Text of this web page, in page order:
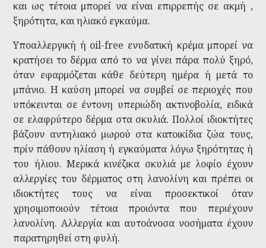
και ως τέτοια μπορεί να είναι επιρρεπής σε ακμή ,
ξηρότητα, και ηλιακό εγκαύμα.
Υποαλλεργική ή oil-free ενυδατική κρέμα μπορεί να
κρατήσει το δέρμα από το να γίνει πάρα πολύ ξηρό,
όταν εφαρμόζεται κάθε δεύτερη ημέρα ή μετά το
μπάνιο. Η καύση μπορεί να συμβεί σε περιοχές που
υπόκεινται σε έντονη υπεριώδη ακτινοβολία, ειδικά
σε ελαφρύτερο δέρμα στα σκυλιά. Πολλοί ιδιοκτήτες
βάζουν αντηλιακό μωρού στα κατοικίδια ζώα τους,
πρίν πάθουν ηλίαση ή εγκαύματα λόγω ξηρότητας ή
του ήλιου. Μερικά κινέζικα σκυλιά με λοφίο έχουν
αλλεργίες του δέρματος στη λανολίνη και πρέπει οι
ιδιοκτήτες τους να είναι προσεκτικοί όταν
χρησιμοποιούν τέτοια προιόντα που περιέχουν
λανολίνη. Αλλεργία και αυτοάνοσα νοσήματα έχουν
παρατηρηθεί στη φυλή.